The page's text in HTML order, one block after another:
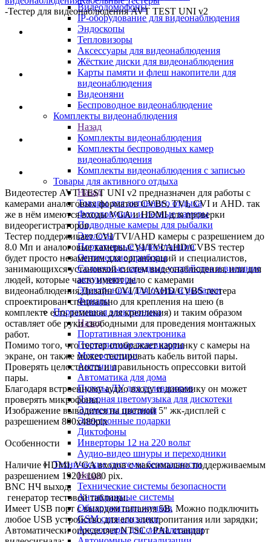
Видеодомофоны
IP-оборудование для видеонаблюдения
Эндоскопы
Тепловизоры
Аксессуары для видеонаблюдения
Жёсткие диски для видеонаблюдения
Карты памяти и флеш накопители для
видеонаблюдения
Видеоняни
Беспроводное видеонаблюдение
Комплекты видеонаблюдения
Назад
Комплекты видеонаблюдения
Комплекты беспроводных камер
видеонаблюдения
Комплекты видеонаблюдения с записью
Товары для активного отдыха
Назад
Товары для активного отдыха
Фотоловушки и лесные камеры
Подводные камеры для рыбалки
Эхолоты
Портативные радиостанции
Оптические приборы
Солнечные зарядные устройства и внешние
аккумуляторы
Электроника для охоты и рыбалки
Фонари
Портативная электроника
Назад
Портативная электроника
Портативные телевизоры
Метеостанции
Антенны
Автоматика для дома
Пульты ДУ для телевизоров
Лазерная цветомузыка для дискотеки
Элементы питания
Электронные подарки
Диктофоны
Инверторы 12 на 220 вольт
Аудио-видео шнуры и переходники
Технические системы безопасности
Назад
Технические системы безопасности
Антикражные системы
Обнаружители жучков
GSM сигнализации
Аксессуары для сигнализации
-Тестер для видеонаблюдения AVT TEST UNI v2
Видеотестер AVT TEST UNI v2 предназначен для работы с
камерами аналоговых форматов CVBS, TVI, CVI и AHD. так
же в нём имеются входы VGA и HDMI для проверки
видеорегистраторов.
Тестер поддерживает CVI/TVI/AHD камеры с разрешением до
8.0 Мп и аналоговые камеры.CVI/TVI/AHD/CVBS тестер
будет просто незаменим для организаций и специалистов,
занимающихся установкой систем видеонаблюдения, или для
людей, которые часто имеют дело с камерами
видеонаблюдения.Дизайн CVI/TVI/AHD/CVBS тестера
спроектирован специально для крепления на шею (в
комплекте есть ремешок для крепления) и таким образом
оставляет обе руки свободными для проведения монтажных
работ.
Помимо того, что тестер отображает картинку с камеры на
экране, он также может тестировать кабель витой пары.
Проверять целостность и правильность опрессовки витой
пары.
Благодаря встроенному аудио входу и динамику он может
проверять микрофоны.
Изображение выводится на цветной 5" жк-дисплей с
разрешением 800x480pix
Особенности
Наличие HDMI, VGA входов c максимально поддерживаемым
разрешением 1920×1080 pix.
BNC HЧ выход,
генератор тестовой таблицы.
Имеет USB порт с выходом питания 5В. Можно подключить
любое USB устройство для его электропитания или зарядки;
Автоматически определяет NTSC / PAL стандарт